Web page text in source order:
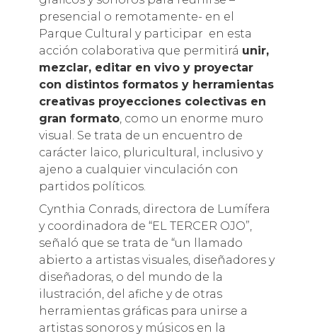
presencial o remotamente- en el
Parque Cultural y participar en esta
acción colaborativa que permitirá unir,
mezclar, editar en vivo y proyectar
con distintos formatos y herramientas
creativas proyecciones colectivas en
gran formato, como un enorme muro
visual. Se trata de un encuentro de
carácter laico, pluricultural, inclusivo y
ajeno a cualquier vinculación con
partidos políticos.
Cynthia Conrads, directora de Lumífera
y coordinadora de “EL TERCER OJO”,
señaló que se trata de “un llamado
abierto a artistas visuales, diseñadores y
diseñadoras, o del mundo de la
ilustración, del afiche y de otras
herramientas gráficas para unirse a
artistas sonoros y músicos en la